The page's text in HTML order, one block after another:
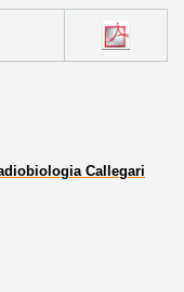
Callegari